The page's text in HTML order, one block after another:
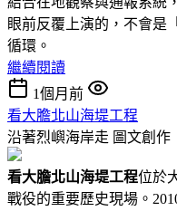
眼前反覆上演的，不會是
循環。
繼續閱讀
1個月前
看大膽北山海堤工程
沿著烈嶼海岸走 圖文創作
看大膽北山海堤工程位於
戰役的重要歷史現場。